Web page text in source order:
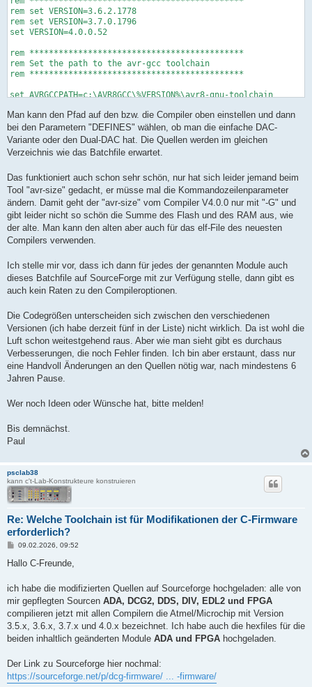
rem set VERSION=3.6.2.1778
rem set VERSION=3.7.0.1796
set VERSION=4.0.0.52
rem ********************************************
rem Set the path to the avr-gcc toolchain
rem ********************************************
set AVRGCCPATH=c:\AVR8GCC\%VERSION%\avr8-gnu-toolchain
rem ********************************************
rem Set the project parameters
rem ********************************************
set TARGETNAME=DCG2
set MCU=atmega32
set F_CPU=16000000UL
set DEFINES=
rem set DEFINES=-DDUAL_DAC
set SOURCES=uart.c dcg.c dcg-hw.c dcg-panel.c dcg-
rem ********************************************
rem Let's compile and convert
rem ********************************************
"%AVRGCCPATH%\bin\avr-gcc.exe" -mmcu=%MCU% -I. -gdwarf-
"%AVRGCCPATH%\bin\avr-objcopy" -O ihex -R .eeprom
@echo off
rem "%AVRGCCPATH%\bin\avr-size" -G
Man kann den Pfad auf den bzw. die Compiler oben einstellen und dann
bei den Parametern "DEFINES" wählen, ob man die einfache DAC-
Variante oder den Dual-DAC hat. Die Quellen werden im gleichen
Verzeichnis wie das Batchfile erwartet.
Das funktioniert auch schon sehr schön, nur hat sich leider jemand beim
Tool "avr-size" gedacht, er müsse mal die Kommandozeilenparameter
ändern. Damit geht der "avr-size" vom Compiler V4.0.0 nur mit "-G" und
gibt leider nicht so schön die Summe des Flash und des RAM aus, wie
der alte. Man kann den alten aber auch für das elf-File des neuesten
Compilers verwenden.
Ich stelle mir vor, dass ich dann für jedes der genannten Module auch
dieses Batchfile auf SourceForge mit zur Verfügung stelle, dann gibt es
auch kein Raten zu den Compileroptionen.
Die Codegrößen unterscheiden sich zwischen den verschiedenen
Versionen (ich habe derzeit fünf in der Liste) nicht wirklich. Da ist wohl die
Luft schon weitestgehend raus. Aber wie man sieht gibt es durchaus
Verbesserungen, die noch Fehler finden. Ich bin aber erstaunt, dass nur
eine Handvoll Änderungen an den Quellen nötig war, nach mindestens 6
Jahren Pause.
Wer noch Ideen oder Wünsche hat, bitte melden!
Bis demnächst.
Paul
psclab38
kann c't-Lab-Konstrukteure konstruieren
Re: Welche Toolchain ist für Modifikationen der C-Firmware
erforderlich?
B
i
a
09.02.2026, 09:52
Hallo C-Freunde,
ich habe die modifizierten Quellen auf Sourceforge hochgeladen: alle von
mir gepflegten Sourcen ADA, DCG2, DDS, DIV, EDL2 und FPGA
compilieren jetzt mit allen Compilern die Atmel/Microchip mit Version
3.5.x, 3.6.x, 3.7.x und 4.0.x bezeichnet. Ich habe auch die hexfiles für die
beiden inhaltlich geänderten Module ADA und FPGA hochgeladen.
Der Link zu Sourceforge hier nochmal:
https://sourceforge.net/p/dcg-firmware/ ... -firmware/